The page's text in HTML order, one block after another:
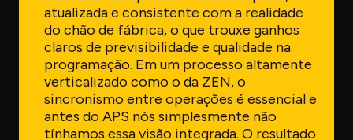
atualizada e consistente com a realidade
do chão de fábrica, o que trouxe ganhos
claros de previsibilidade e qualidade na
programação. Em um processo altamente
verticalizado como o da ZEN, o
sincronismo entre operações é essencial e
antes do APS nós simplesmente não
tínhamos essa visão integrada. O resultado